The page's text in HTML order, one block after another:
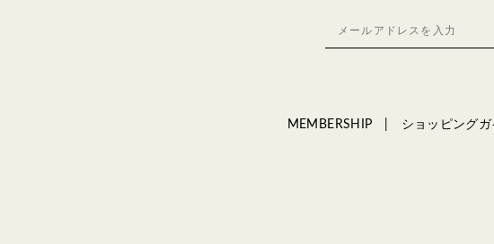
MEMBERSHIP ショッピングガ